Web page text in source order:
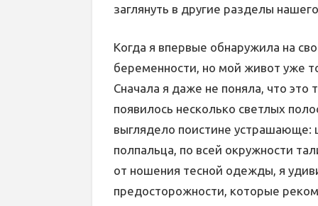
заглянуть в другие разделы
Когда я впервые обнаружила на
беременности, но мой живот уже
Сначала я даже не поняла, что это
появилось несколько светлых
выглядело поистине
полпальца, по всей окружности
от ношения тесной одежды, я
предосторожности, которые